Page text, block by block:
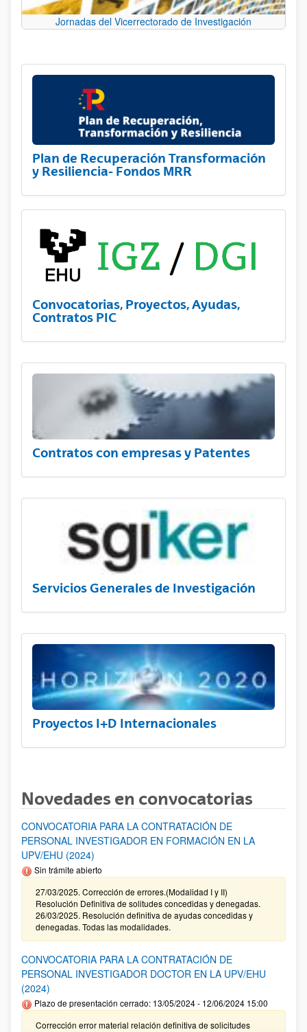
Jornadas del Vicerrectorado de Investigación
Plan de Recuperación Transformación
y Resiliencia- Fondos MRR
Convocatorias, Proyectos, Ayudas,
Contratos PIC
Contratos con empresas y Patentes
Servicios Generales de Investigación
Proyectos I+D Internacionales
Novedades en convocatorias
CONVOCATORIA PARA LA CONTRATACIÓN DE
PERSONAL INVESTIGADOR EN FORMACIÓN EN LA
UPV/EHU (2024)
Sin trámite abierto
27/03/2025. Corrección de errores.(Modalidad I y II)
Resolución Definitiva de solitudes concedidas y denegadas.
26/03/2025. Resolución definitiva de ayudas concedidas y
denegadas. Todas las modalidades.
CONVOCATORIA PARA LA CONTRATACIÓN DE
PERSONAL INVESTIGADOR DOCTOR EN LA UPV/EHU
(2024)
Plazo de presentación cerrado: 13/05/2024 - 12/06/2024 15:00
Corrección error material relación definitiva de solicitudes